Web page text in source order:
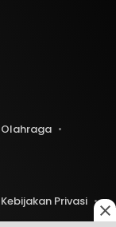
Olahraga
Kebijakan Privasi